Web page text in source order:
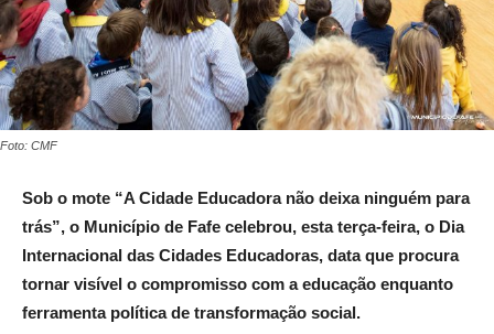
Foto: CMF
Sob o mote “A Cidade Educadora não deixa ninguém para
trás”, o Município de Fafe celebrou, esta terça-feira, o Dia
Internacional das Cidades Educadoras, data que procura
tornar visível o compromisso com a educação enquanto
ferramenta política de transformação social.